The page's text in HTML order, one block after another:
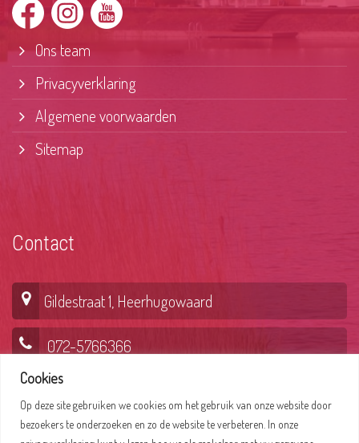
Cookies
Op deze site gebruiken we cookies om het gebruik van onze website door
bezoekers te onderzoeken en zo de website te verbeteren. In onze
Ons team
Privacyverklaring
Algemene voorwaarden
Sitemap
Contact
Gildestraat 1, Heerhugowaard
072-5766366
Lepelaar 6, Hoorn